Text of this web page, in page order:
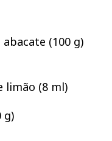
(100 g)
limão (8 ml)
g)